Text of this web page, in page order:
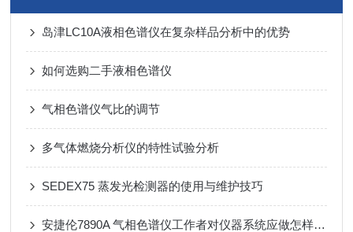
岛津LC10A液相色谱仪在复杂样品分析中的优势
如何选购二手液相色谱仪
气相色谱仪气比的调节
多气体燃烧分析仪的特性试验分析
SEDEX75 蒸发光检测器的使用与维护技巧
安捷伦7890A 气相色谱仪工作者对仪器系统应做怎样的维护